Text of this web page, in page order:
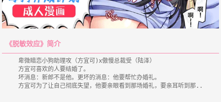
《脱敏效应》简介
    卑微暗恋小狗助理攻（方宜可)x傲慢总裁受（陆泽）
    方宜可喜欢的人要结婚了。
    坏消息：新郎不是他。更坏的消息：他要帮忙办婚礼。